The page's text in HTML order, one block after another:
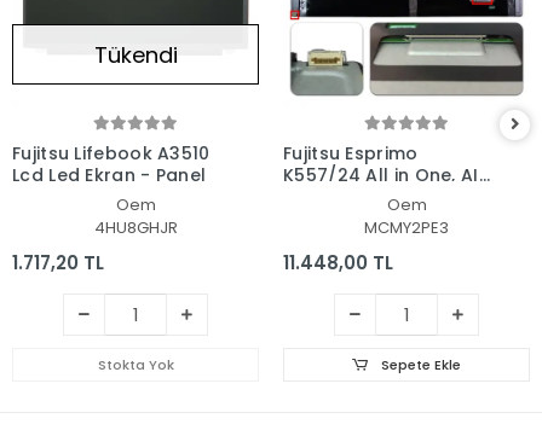
Tükendi
Fujitsu Lifebook A3510
Lcd Led Ekran - Panel
Oem
4HU8GHJR
1.717,20 TL
Stokta Yok
Fujitsu Esprimo
K557/24 All in One, AIO
Pc Ekran - Panel
Oem
MCMY2PE3
11.448,00 TL
Sepete Ekle